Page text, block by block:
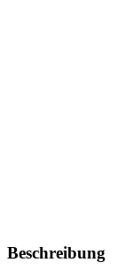
Beschreibung